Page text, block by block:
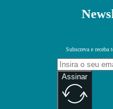
Subscreva e receba
Assinar